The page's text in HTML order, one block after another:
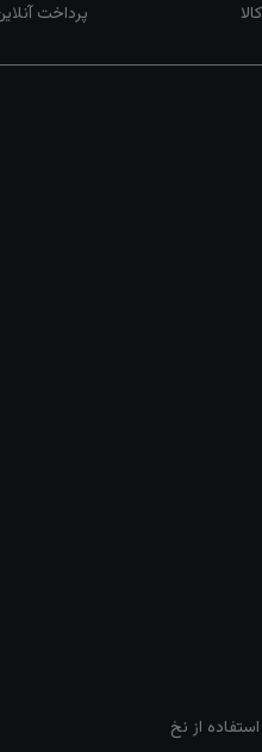
پرداخت
از نخ